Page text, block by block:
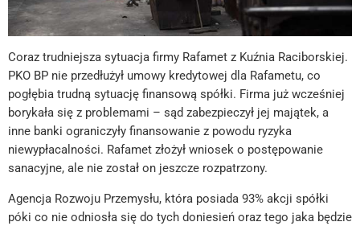
Coraz trudniejsza sytuacja firmy Rafamet z Kuźnia Raciborskiej.
PKO BP nie przedłużył umowy kredytowej dla Rafametu, co
pogłębia trudną sytuację finansową spółki. Firma już wcześniej
borykała się z problemami – sąd zabezpieczył jej majątek, a
inne banki ograniczyły finansowanie z powodu ryzyka
niewypłacalności. Rafamet złożył wniosek o postępowanie
sanacyjne, ale nie został on jeszcze rozpatrzony.
Agencja Rozwoju Przemysłu, która posiada 93% akcji spółki
póki co nie odniosła się do tych doniesień oraz tego jaka będzie